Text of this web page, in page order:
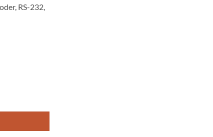
RS-232,